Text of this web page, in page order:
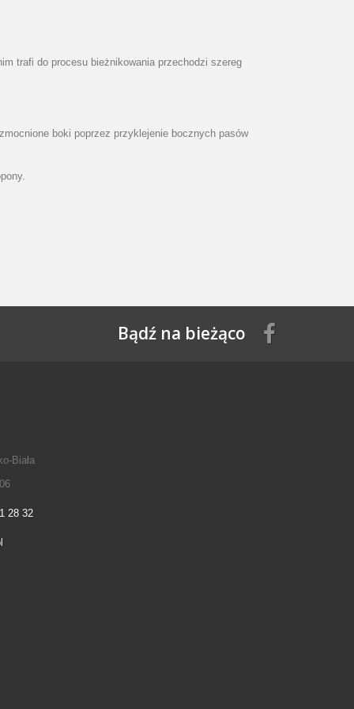
trafi do procesu bieżnikowania przechodzi szereg
boki poprzez przyklejenie bocznych pasów
Bądź na bieżąco
Biała
28 32